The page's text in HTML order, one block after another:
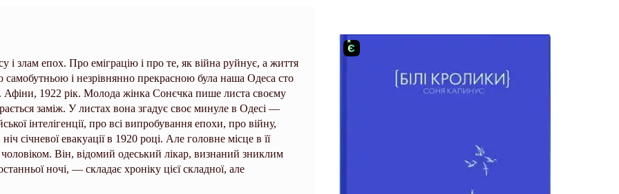
злам епох. Про еміграцію і про те, як війна руйнує, а життя
і незрівнянно прекрасною була наша Одеса сто
1922 рік. Молода жінка Сонєчка пише листа своєму
заміж. У листах вона згадує своє минуле в Одесі —
інтелігенції, про всі випробування епохи, про війну,
січневої евакуації в 1920 році. Але головне місце в її
чоловіком. Він, відомий одеський лікар, визнаний зниклим
ночі, — складає хроніку цієї складної, але